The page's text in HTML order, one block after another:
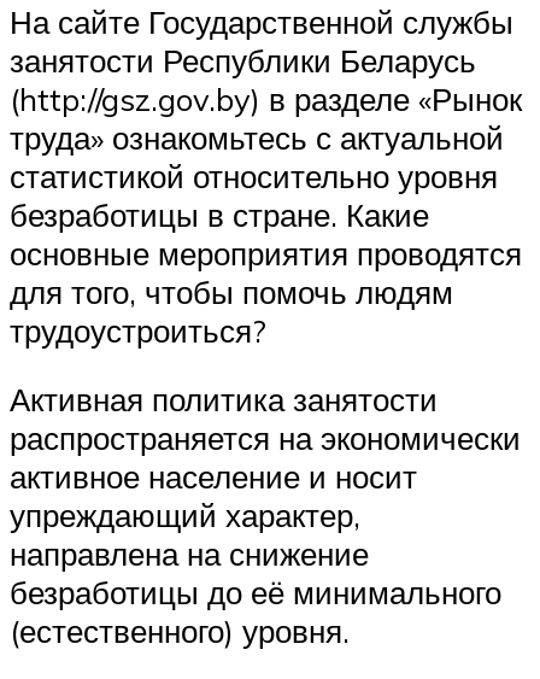
На сайте Государственной службы
занятости Республики Беларусь
(http://gsz.gov.by) в разделе «Рынок
труда» ознакомьтесь с актуальной
статистикой относительно уровня
безработицы в стране. Какие
основные мероприятия проводятся
для того, чтобы помочь людям
трудоустроиться?
Активная политика занятости
распространяется на экономически
активное население и носит
упреждающий характер,
направлена на снижение
безработицы до её минимального
(естественного) уровня.